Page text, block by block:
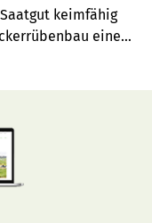
keimfähig
einen